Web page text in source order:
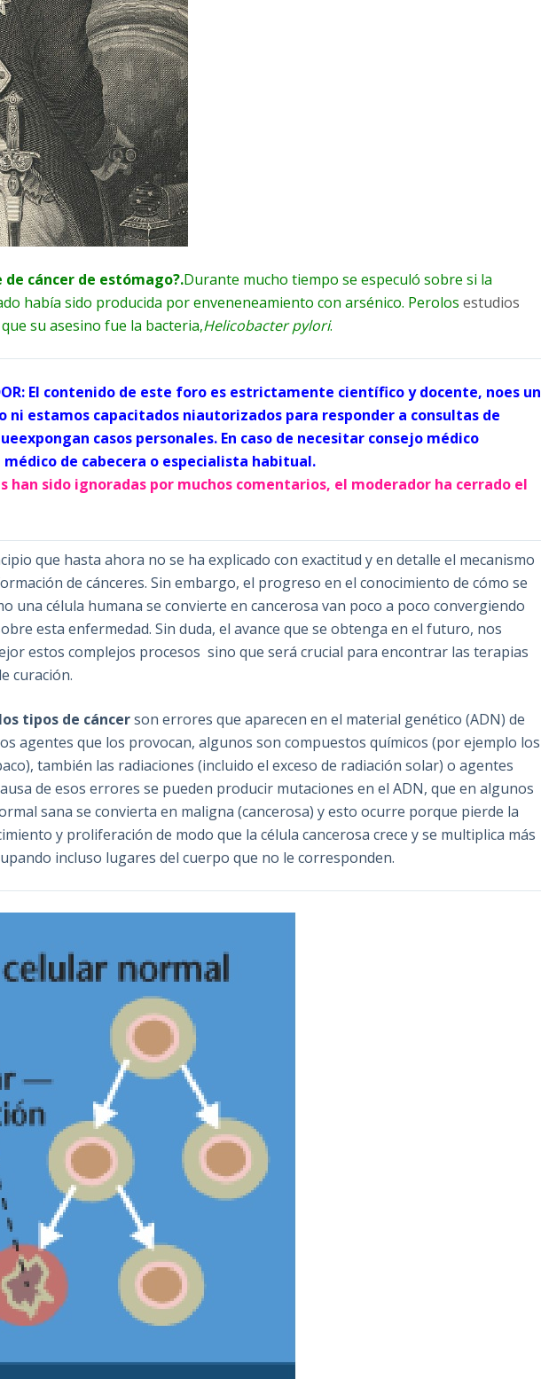
cáncer de estómago?.Durante mucho tiempo se especuló sobre si la
había sido producida por enveneneamiento con arsénico. Perolosestudios
su asesino fue la bacteria,Helicobacter pylori.
El contenido de este foro es estrictamente científico y docente, noes un
ni estamos capacitados niautorizados para responder a consultas de
casos personales. En caso de necesitar consejo médico
de cabecera o especialista habitual.
han sido ignoradas por muchos comentarios, el moderador ha cerrado el
que hasta ahora no se ha explicado con exactitud y en detalle el mecanismo
de cánceres. Sin embargo, el progreso en el conocimiento de cómo se
una célula humana se convierte en cancerosa van poco a poco convergiendo
esta enfermedad. Sin duda, el avance que se obtenga en el futuro, nos
estos complejos procesos sino que será crucial para encontrar las terapias
curación.
tipos de cáncerson errores que aparecen en el material genético (ADN) de
agentes que los provocan, algunos son compuestos químicos (por ejemplo los
también las radiaciones (incluido el exceso de radiación solar) o agentes
de esos errores se pueden producir mutaciones en el ADN, que en algunos
sana se convierta en maligna (cancerosa) y esto ocurre porque pierde la
y proliferación de modo que la célula cancerosa crece y se multiplica más
incluso lugares del cuerpo que no le corresponden.